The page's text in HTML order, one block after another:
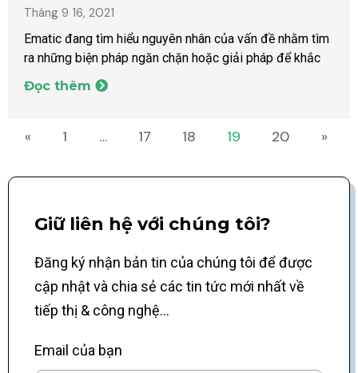
Tháng 9 16, 2021
Ematic đang tìm hiểu nguyên nhân của vấn đề nhằm tìm
ra những biện pháp ngăn chặn hoặc giải pháp để khắc
Đọc thêm
« 1 … 17 18 19 20 »
Giữ liên hệ với chúng tôi?
Đăng ký nhận bản tin của chúng tôi để được
cập nhật và chia sẻ các tin tức mới nhất về
tiếp thị & công nghệ...
Email của bạn